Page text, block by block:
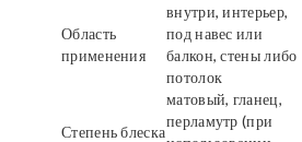
Область
применения
внутри, интерьер,
под навес или
балкон, стены либо
потолок
Степень блеска
матовый, гланец,
перламутр (при